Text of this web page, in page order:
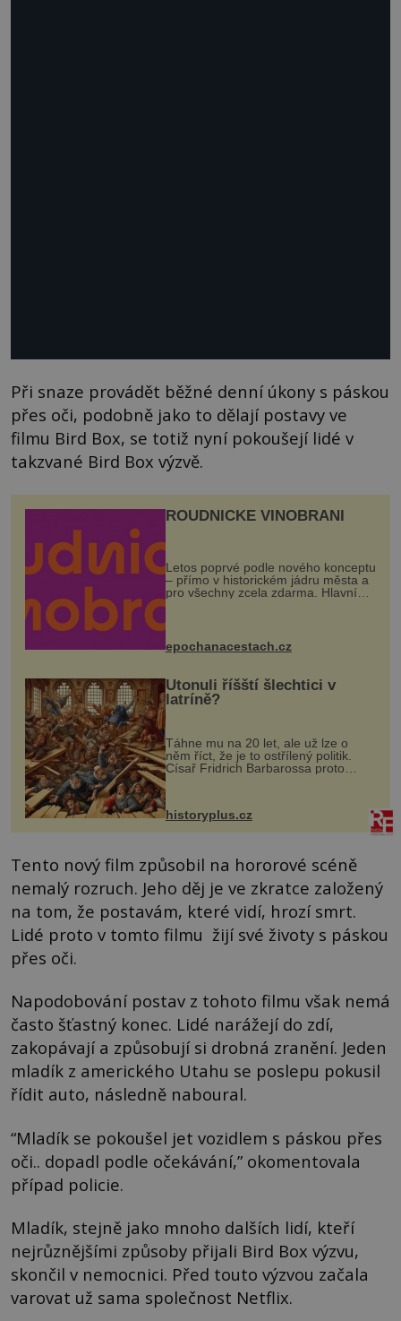
Při snaze provádět běžné denní úkony s páskou
přes oči, podobně jako to dělají postavy ve
filmu Bird Box, se totiž nyní pokoušejí lidé v
takzvané Bird Box výzvě.
ROUDNICKÉ VINOBRANÍ
Letos poprvé podle nového konceptu
– přímo v historickém jádru města a
pro všechny zcela zdarma. Hlavní
program se odehraje na Karlově a
mohou těšit na víno, burčák, pes...
epochanacestach.cz
Utonuli říšští šlechtici v
latríně?
Táhne mu na 20 let, ale už lze o
něm říct, že je to ostřílený politik.
Císař Fridrich Barbarossa proto
posílá svého syna a dědice Jindřicha
VI. do Erfurtu, aby se stal
prostředníkem při řešení sporu m...
historyplus.cz
Tento nový film způsobil na hororové scéně
nemalý rozruch. Jeho děj je ve zkratce založený
na tom, že postavám, které vidí, hrozí smrt.
Lidé proto v tomto filmu žijí své životy s páskou
přes oči.
Napodobování postav z tohoto filmu však nemá
často šťastný konec. Lidé narážejí do zdí,
zakopávají a způsobují si drobná zranění. Jeden
mladík z amerického Utahu se poslepu pokusil
řídit auto, následně naboural.
“Mladík se pokoušel jet vozidlem s páskou přes
oči.. dopadl podle očekávání,” okomentovala
případ policie.
Mladík, stejně jako mnoho dalších lidí, kteří
nejrůznějšími způsoby přijali Bird Box výzvu,
skončil v nemocnici. Před touto výzvou začala
varovat už sama společnost Netflix.